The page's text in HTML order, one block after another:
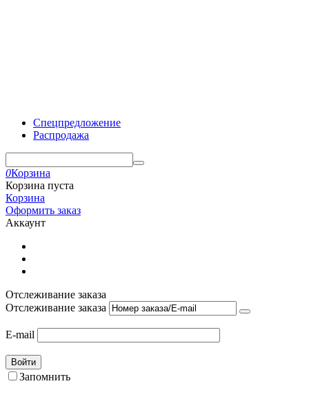
Спецпредложение
Распродажа
0Корзина
Корзина пуста
Корзина
Оформить заказ
Аккаунт
Отслеживание заказа
Отслеживание заказа
E-mail
Войти
Запомнить